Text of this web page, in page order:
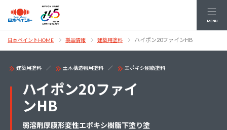
MENU
日本ペイントHOME 製品情報 建築用塗料 ハイポン20ファインHB
建築用塗料 土木構造物用塗料 エポキシ樹脂塗料
ハイポン20ファイ
ンHB
弱溶剤厚膜形変性エポキシ樹脂下塗り塗